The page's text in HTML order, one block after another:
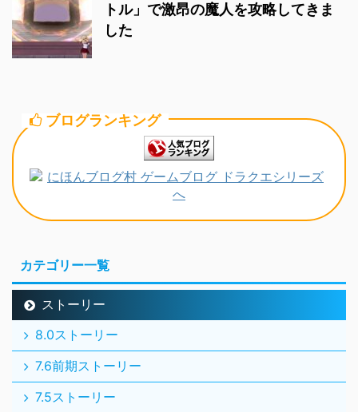
トル」で激昂の魔人を攻略してきま
した
ブログランキング
カテゴリー一覧
ストーリー
8.0ストーリー
7.6前期ストーリー
7.5ストーリー